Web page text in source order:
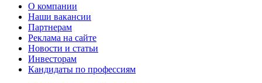
О компании
Наши вакансии
Партнерам
Реклама на сайте
Новости и статьи
Инвесторам
Кандидаты по профессиям